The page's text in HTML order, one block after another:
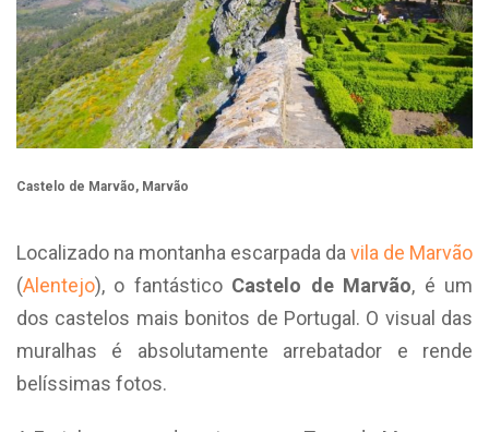
Castelo de Marvão, Marvão
Localizado na montanha escarpada davila de Marvão
(Alentejo), o fantástico Castelo de Marvão, é um
dos castelos mais bonitos de Portugal. O visual das
muralhas é absolutamente arrebatador e rende
belíssimas fotos.